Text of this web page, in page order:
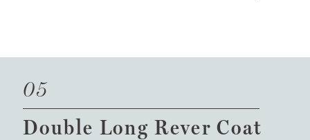
05
Double Long Rever Coat